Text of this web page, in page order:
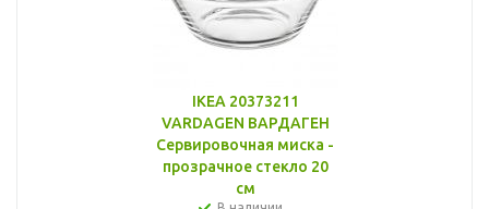
IKEA 20373211
VARDAGEN ВАРДАГЕН
Сервировочная миска -
прозрачное стекло 20
см